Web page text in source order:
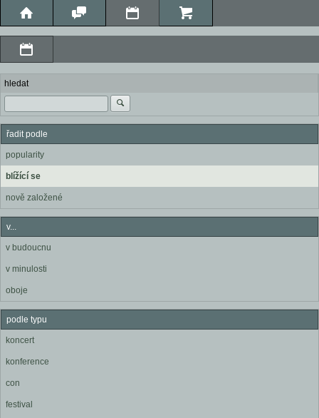
hledat
řadit podle
popularity
blížící se
nově založené
v...
v budoucnu
v minulosti
oboje
podle typu
koncert
konference
con
festival